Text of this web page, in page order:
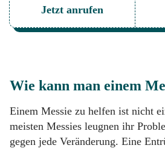
Jetzt anrufen
Wie kann man einem
Einem Messie zu helfen ist nicht
meisten Messies leugnen ihr
gegen jede Veränderung. Eine